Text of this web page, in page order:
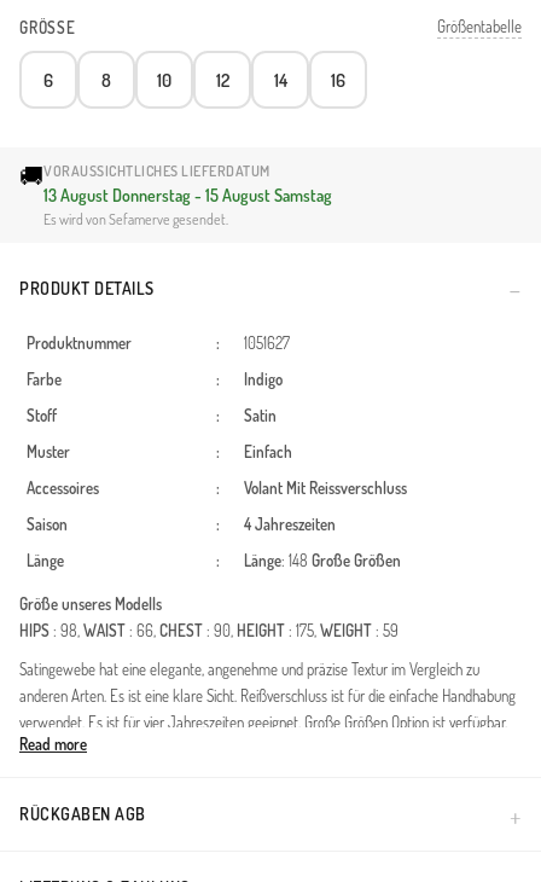
GRÖSSE Größentabelle
6 8 10 12 14 16
🚚VORAUSSICHTLICHES LIEFERDATUM
13 August Donnerstag - 15 August Samstag
Es wird von Sefamerve gesendet.
PRODUKT DETAILS
Produktnummer :
1051627
Farbe
:
Indigo
Stoff
:
Satin
Muster
:
Einfach
Accessoires
: Volant Mit Reissverschluss
Saison
:
4 Jahreszeiten
Länge
: Länge: 148 Große Größen
Größe unseres Modells
HIPS: 98,WAIST: 66,CHEST: 90, HEIGHT: 175,WEIGHT: 59
Satingewebe hat eine elegante, angenehme und präzise Textur im Vergleich zu
anderen Arten. Es ist eine klare Sicht. Reißverschluss ist für die einfache Handhabung
verwendet. Es ist für vier Jahreszeiten geeignet. Große Größen Option ist verfügbar.
Dieses Design ist das unverzichtbare Element für besondere Anlässe, Verlobungen
aus Satinstoff, der für seinen einzigartigen Glanz und Griff bekannt ist, ist dieses
Read more
RÜCKGABEN AGB